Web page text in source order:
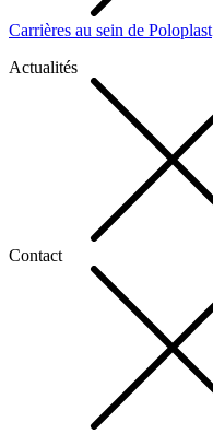
Carrières au sein de Poloplast
Actualités
Contact